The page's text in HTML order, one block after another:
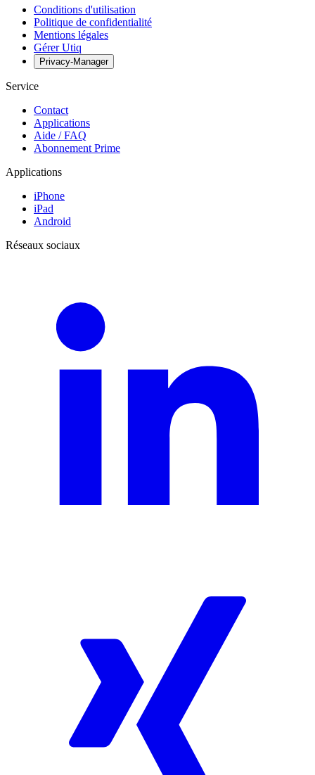
Conditions d'utilisation
Politique de confidentialité
Mentions légales
Gérer Utiq
Privacy-Manager
Service
Contact
Applications
Aide / FAQ
Abonnement Prime
Applications
iPhone
iPad
Android
Réseaux sociaux